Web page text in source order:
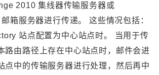
2010 集线器传输服务器或
箱服务器进行传递。 这些情况包括：
站点配置为中心站点时。 当用于传
路由路径上存在中心站点时，邮件会进
点中的传输服务器进行处理，然后再中